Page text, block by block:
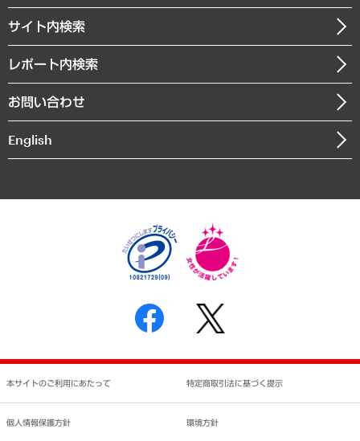
まちづくり・観光・交通・スポーツ・スマートシティ
自然資源・農林水産業・食料システム
受託・受注実績（官公庁関連）
メディア掲載・出演
沿革
組織図・本部部室紹介
インドネシア現地法人
個人情報保護方針
反社会的勢力に対する基本方針
書面による個人情報の開示等の請求の手続きについて
お知らせ
サイト内検索
レポート内検索
お問い合わせ
English
本サイトのご利用にあたって 特定商取引法に基づく提示
個人情報保護方針 環境方針